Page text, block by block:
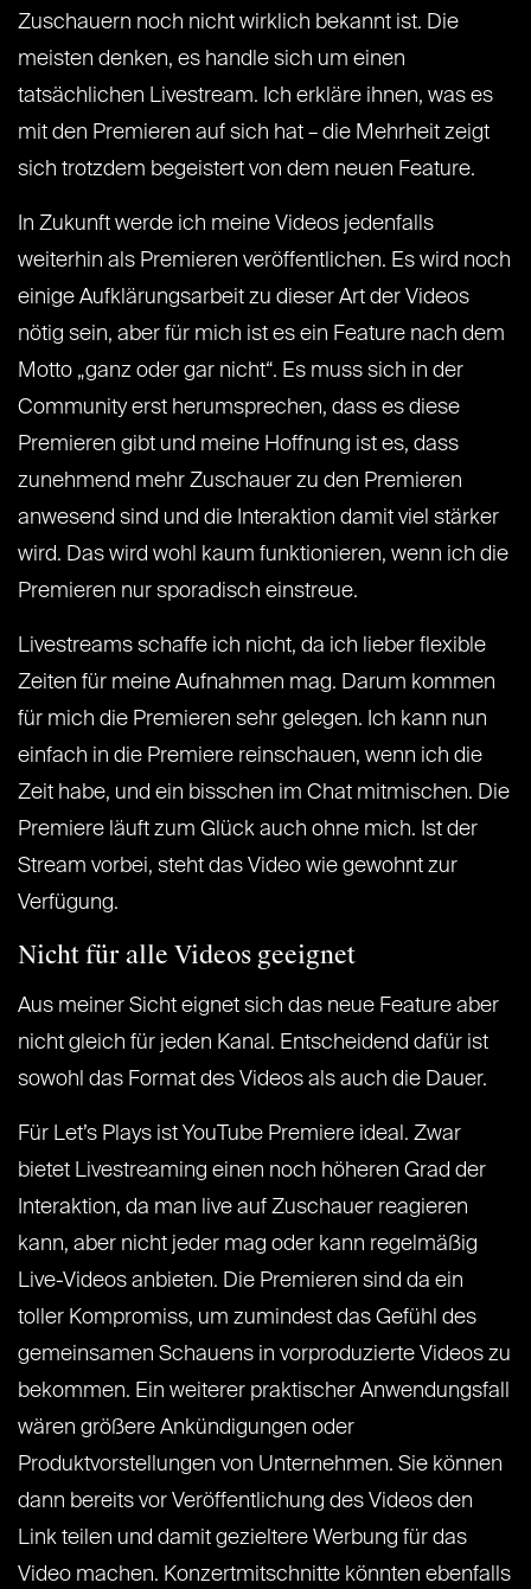
Zuschauern noch nicht wirklich bekannt ist. Die
meisten denken, es handle sich um einen
tatsächlichen Livestream. Ich erkläre ihnen, was es
mit den Premieren auf sich hat – die Mehrheit zeigt
sich trotzdem begeistert von dem neuen Feature.
In Zukunft werde ich meine Videos jedenfalls
weiterhin als Premieren veröffentlichen. Es wird noch
einige Aufklärungsarbeit zu dieser Art der Videos
nötig sein, aber für mich ist es ein Feature nach dem
Motto „ganz oder gar nicht“. Es muss sich in der
Community erst herumsprechen, dass es diese
Premieren gibt und meine Hoffnung ist es, dass
zunehmend mehr Zuschauer zu den Premieren
anwesend sind und die Interaktion damit viel stärker
wird. Das wird wohl kaum funktionieren, wenn ich die
Premieren nur sporadisch einstreue.
Livestreams schaffe ich nicht, da ich lieber flexible
Zeiten für meine Aufnahmen mag. Darum kommen
für mich die Premieren sehr gelegen. Ich kann nun
einfach in die Premiere reinschauen, wenn ich die
Zeit habe, und ein bisschen im Chat mitmischen. Die
Premiere läuft zum Glück auch ohne mich. Ist der
Stream vorbei, steht das Video wie gewohnt zur
Verfügung.
Nicht für alle Videos geeignet
Aus meiner Sicht eignet sich das neue Feature aber
nicht gleich für jeden Kanal. Entscheidend dafür ist
sowohl das Format des Videos als auch die Dauer.
Für Let’s Plays ist YouTube Premiere ideal. Zwar
bietet Livestreaming einen noch höheren Grad der
Interaktion, da man live auf Zuschauer reagieren
kann, aber nicht jeder mag oder kann regelmäßig
Live-Videos anbieten. Die Premieren sind da ein
toller Kompromiss, um zumindest das Gefühl des
gemeinsamen Schauens in vorproduzierte Videos zu
bekommen. Ein weiterer praktischer Anwendungsfall
wären größere Ankündigungen oder
Produktvorstellungen von Unternehmen. Sie können
dann bereits vor Veröffentlichung des Videos den
Link teilen und damit gezieltere Werbung für das
Video machen. Konzertmitschnitte könnten ebenfalls